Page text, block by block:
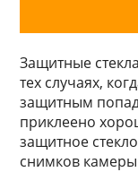
Защитные
тех случаях,
защитным
приклеено
защитное
снимков